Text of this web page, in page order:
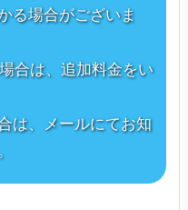
る場合がございま
合は、追加料金をい
は、メールにてお知